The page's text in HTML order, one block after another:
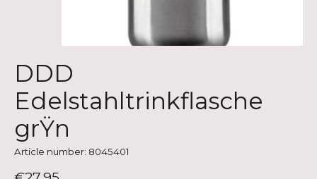
DDD
Edelstahltrinkflasche
grŸn
Article number: 8045401